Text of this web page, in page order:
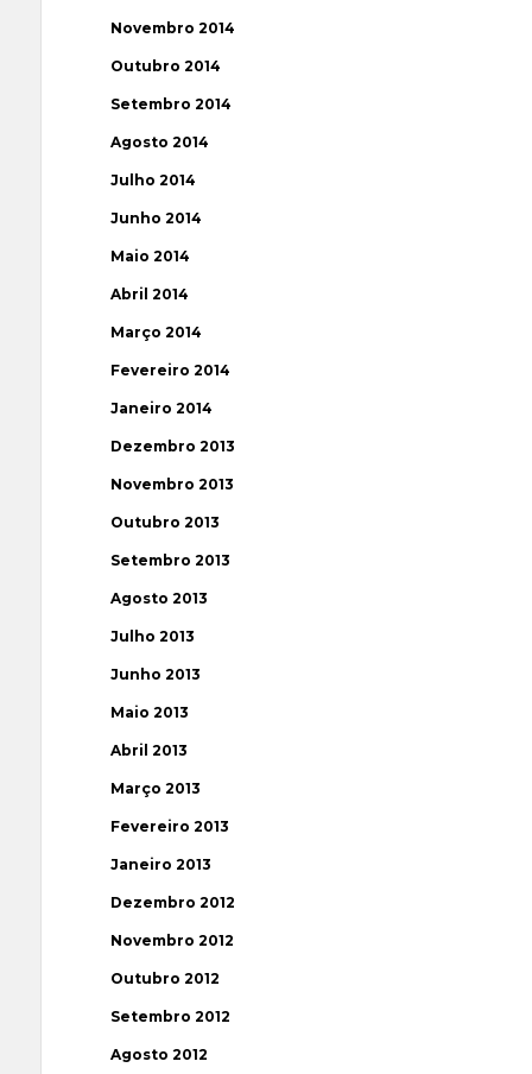
Novembro 2014
Outubro 2014
Setembro 2014
Agosto 2014
Julho 2014
Junho 2014
Maio 2014
Abril 2014
Março 2014
Fevereiro 2014
Janeiro 2014
Dezembro 2013
Novembro 2013
Outubro 2013
Setembro 2013
Agosto 2013
Julho 2013
Junho 2013
Maio 2013
Abril 2013
Março 2013
Fevereiro 2013
Janeiro 2013
Dezembro 2012
Novembro 2012
Outubro 2012
Setembro 2012
Agosto 2012